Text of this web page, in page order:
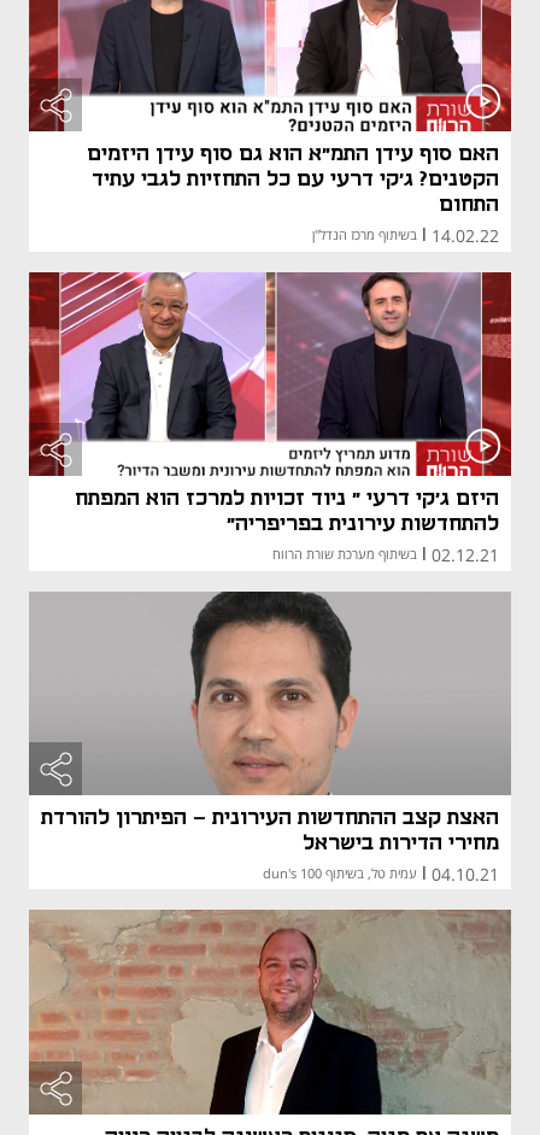
האם סוף עידן התמ"א הוא גם סוף עידן היזמים
הקטנים? ג'קי דרעי עם כל התחזיות לגבי עתיד
התחום
14.02.22 בשיתוף מרכז הנדל"ן
היזם ג'קי דרעי " ניוד זכויות למרכז הוא המפתח
להתחדשות עירונית בפריפריה"
02.12.21 בשיתוף מערכת שורת הרווח
האצת קצב ההתחדשות העירונית - הפיתרון להורדת
מחירי הדירות בישראל
04.10.21 עמית טל, בשיתוף dun's 100